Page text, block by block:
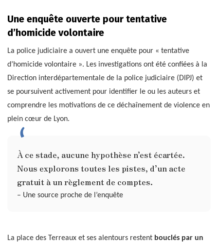
Une enquête ouverte pour tentative
d’homicide volontaire
La police judiciaire a ouvert une enquête pour « tentative
d’homicide volontaire ». Les investigations ont été confiées à la
Direction interdépartementale de la police judiciaire (DIPJ) et
se poursuivent activement pour identifier le ou les auteurs et
comprendre les motivations de ce déchaînement de violence en
plein cœur de Lyon.
À ce stade, aucune hypothèse n’est écartée.
Nous explorons toutes les pistes, d’un acte
gratuit à un règlement de comptes.
– Une source proche de l’enquête
La place des Terreaux et ses alentours restent bouclés par un